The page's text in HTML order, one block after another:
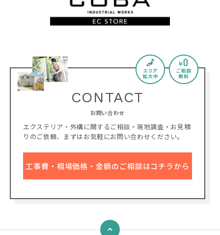
CONTACT
お問い合わせ
エクステリア・外構に関するご相談・現地調査・お見積
りのご依頼、
まずはお気軽にお問い合わせください。
工事費・相場価格・金額のご相談はコチラから
↑